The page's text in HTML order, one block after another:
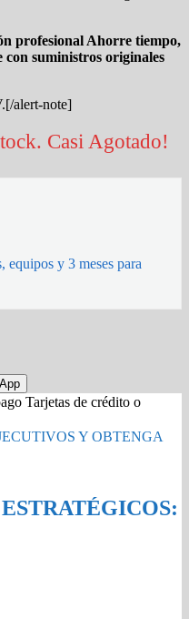
profesional Ahorre tiempo,
suministros originales
alert-note]
Casi Agotado!
equipos y 3 meses para
Tarjetas de crédito o
Y OBTENGA